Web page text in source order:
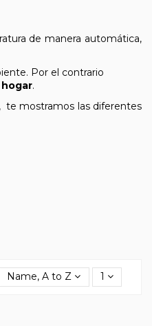
de manera automática,
Por el contrario
.
te mostramos las diferentes
Name, A to Z 1